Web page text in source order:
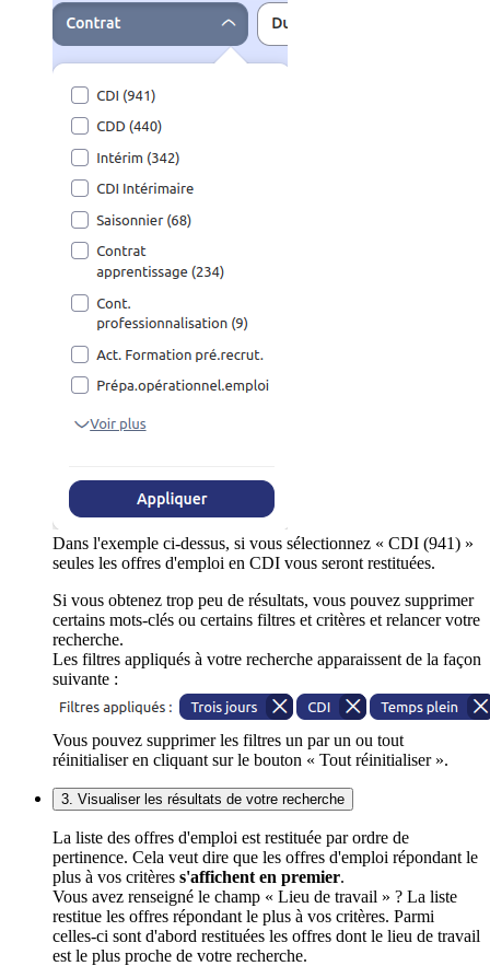
Dans l'exemple ci-dessus, si vous sélectionnez « CDI (941) »
seules les offres d'emploi en CDI vous seront restituées.
Si vous obtenez trop peu de résultats, vous pouvez supprimer
certains mots-clés ou certains filtres et critères et relancer votre
recherche.
Les filtres appliqués à votre recherche apparaissent de la façon
suivante :
Vous pouvez supprimer les filtres un par un ou tout
réinitialiser en cliquant sur le bouton « Tout réinitialiser ».
3. Visualiser les résultats de votre recherche
La liste des offres d'emploi est restituée par ordre de
pertinence. Cela veut dire que les offres d'emploi répondant le
plus à vos critères s'affichent en premier.
Vous avez renseigné le champ « Lieu de travail » ? La liste
restitue les offres répondant le plus à vos critères. Parmi
celles-ci sont d'abord restituées les offres dont le lieu de travail
est le plus proche de votre recherche.